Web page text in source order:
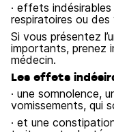
· effets
respiratoires ou des
Si vous présentez
importants, prenez
médecin.
Les effets
· une somnolence,
vomissements, qui
· et une